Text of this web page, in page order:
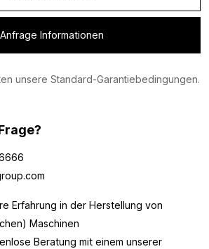
Anfrage Informationen
unsere Standard-Garantiebedingungen.
Erfahrung in der Herstellung von
Maschinen
Beratung mit einem unserer